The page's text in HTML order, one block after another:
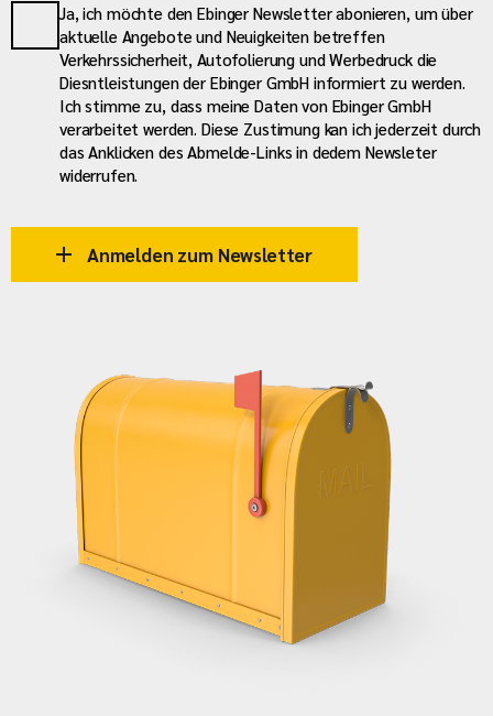
Ja, ich möchte den Ebinger Newsletter abonieren, um über
aktuelle Angebote und Neuigkeiten betreffen
Verkehrssicherheit, Autofolierung und Werbedruck die
Diesntleistungen der Ebinger GmbH informiert zu werden.
Ich stimme zu, dass meine Daten von Ebinger GmbH
verarbeitet werden. Diese Zustimung kan ich jederzeit durch
das Anklicken des Abmelde-Links in dedem Newsleter
widerrufen.
Anmelden zum Newsletter